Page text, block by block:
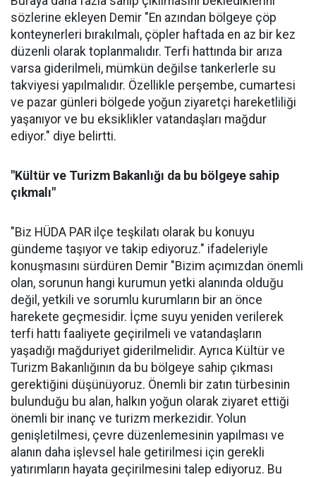
sözlerine ekleyen Demir "En azından bölgeye çöp
konteynerleri bırakılmalı, çöpler haftada en az bir kez
düzenli olarak toplanmalıdır. Terfi hattında bir arıza
varsa giderilmeli, mümkün değilse tankerlerle su
takviyesi yapılmalıdır. Özellikle perşembe, cumartesi
ve pazar günleri bölgede yoğun ziyaretçi hareketliliği
yaşanıyor ve bu eksiklikler vatandaşları mağdur
ediyor." diye belirtti.
"Kültür ve Turizm Bakanlığı da bu bölgeye sahip
çıkmalı"
"Biz HÜDA PAR ilçe teşkilatı olarak bu konuyu
gündeme taşıyor ve takip ediyoruz." ifadeleriyle
konuşmasını sürdüren Demir "Bizim açımızdan önemli
olan, sorunun hangi kurumun yetki alanında olduğu
değil, yetkili ve sorumlu kurumların bir an önce
harekete geçmesidir. İçme suyu yeniden verilerek
terfi hattı faaliyete geçirilmeli ve vatandaşların
yaşadığı mağduriyet giderilmelidir. Ayrıca Kültür ve
Turizm Bakanlığının da bu bölgeye sahip çıkması
gerektiğini düşünüyoruz. Önemli bir zatın türbesinin
bulunduğu bu alan, halkın yoğun olarak ziyaret ettiği
önemli bir inanç ve turizm merkezidir. Yolun
genişletilmesi, çevre düzenlemesinin yapılması ve
alanın daha işlevsel hale getirilmesi için gerekli
yatırımların hayata geçirilmesini talep ediyoruz. Bu